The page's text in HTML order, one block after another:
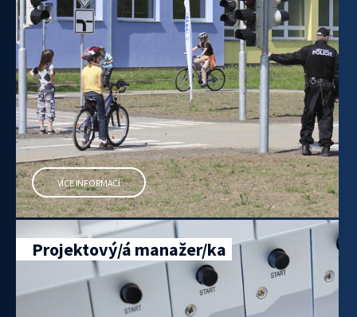
VÍCE INFORMACÍ
Projektový/á manažer/ka